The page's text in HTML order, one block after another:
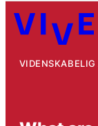
VIDENSKABELIG